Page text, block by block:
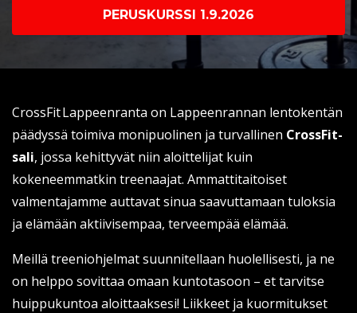
PERUSKURSSI 1.9.2026
CrossFit Lappeenranta on Lappeenrannan lentokentän
päädyssä toimiva monipuolinen ja turvallinen CrossFit-
sali, jossa kehittyvät niin aloittelijat kuin
kokeneemmatkin treenaajat. Ammattitaitoiset
valmentajamme auttavat sinua saavuttamaan tuloksia
ja elämään aktiivisempaa, terveempää elämää.
Meillä treeniohjelmat suunnitellaan huolellisesti, ja ne
on helppo sovittaa omaan kuntotasoon – et tarvitse
huippukuntoa aloittaaksesi! Liikkeet ja kuormitukset